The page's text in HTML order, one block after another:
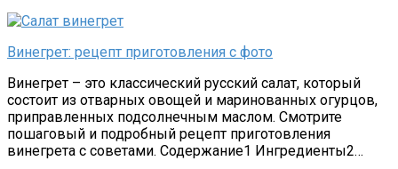
Винегрет: рецепт приготовления с фото
Винегрет – это классический русский салат, который
состоит из отварных овощей и маринованных огурцов,
приправленных подсолнечным маслом. Смотрите
пошаговый и подробный рецепт приготовления
винегрета с советами. Содержание1 Ингредиенты2…